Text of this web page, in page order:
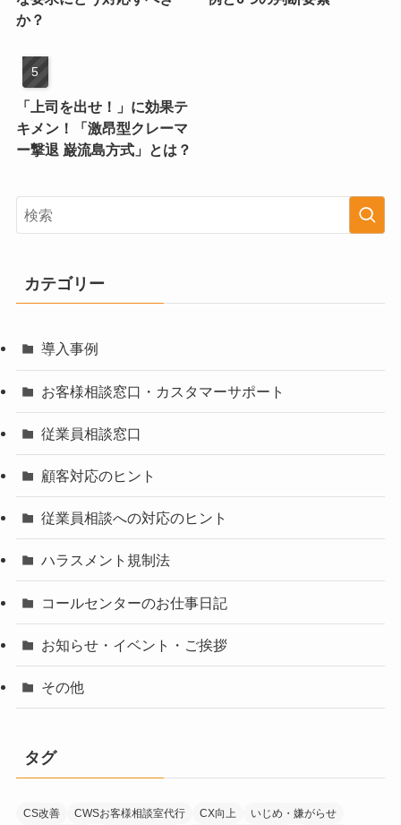
か？
「上司を出せ！」に効果テ
キメン！「激昂型クレーマ
ー撃退 巌流島方式」とは？
カテゴリー
導入事例
お客様相談窓口・カスタマーサポート
従業員相談窓口
顧客対応のヒント
従業員相談への対応のヒント
ハラスメント規制法
コールセンターのお仕事日記
お知らせ・イベント・ご挨拶
その他
タグ
CS改善 CWSお客様相談室代行 CX向上 いじめ・嫌がらせ